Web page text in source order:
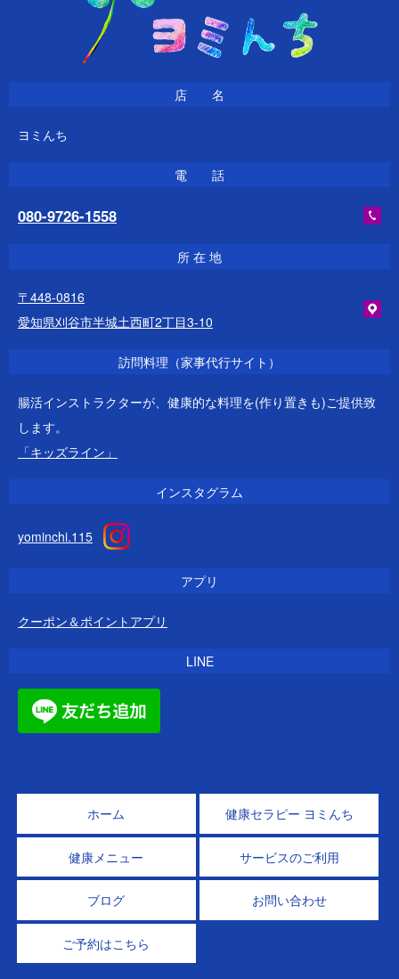
店 名
ヨミんち
電 話
080-9726-1558
所 在 地
〒448-0816
愛知県刈谷市半城土西町2丁目3-10
訪問料理（家事代行サイト）
腸活インストラクターが、健康的な料理を(作り置きも)ご提供致
します。
「キッズライン」
インスタグラム
yominchi.115
アプリ
クーポン＆ポイントアプリ
LINE
ホーム 健康セラピー ヨミんち
健康メニュー サービスのご利用
ブログ お問い合わせ
ご予約はこちら